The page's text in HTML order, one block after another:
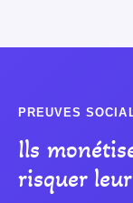
PREUVES
Ils
risquer